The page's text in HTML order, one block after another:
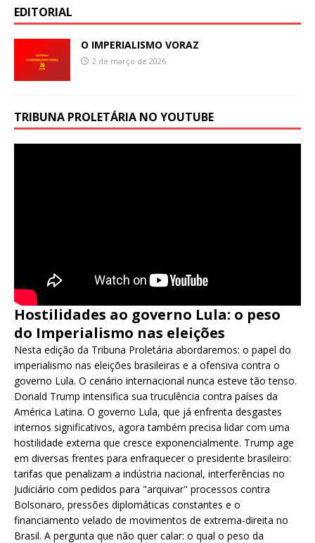
EDITORIAL
O IMPERIALISMO VORAZ
2 de março de 2026
TRIBUNA PROLETÁRIA NO YOUTUBE
Hostilidades ao governo Lula: o peso
do Imperialismo nas eleições
Nesta edição da Tribuna Proletária abordaremos: o papel do
imperialismo nas eleições brasileiras e a ofensiva contra o
governo Lula. O cenário internacional nunca esteve tão tenso.
Donald Trump intensifica sua truculência contra países da
América Latina. O governo Lula, que já enfrenta desgastes
internos significativos, agora também precisa lidar com uma
hostilidade externa que cresce exponencialmente. Trump age
em diversas frentes para enfraquecer o presidente brasileiro:
tarifas que penalizam a indústria nacional, interferências no
Judiciário com pedidos para "arquivar" processos contra
Bolsonaro, pressões diplomáticas constantes e o
financiamento velado de movimentos de extrema-direita no
Brasil. A pergunta que não quer calar: o qual o peso da